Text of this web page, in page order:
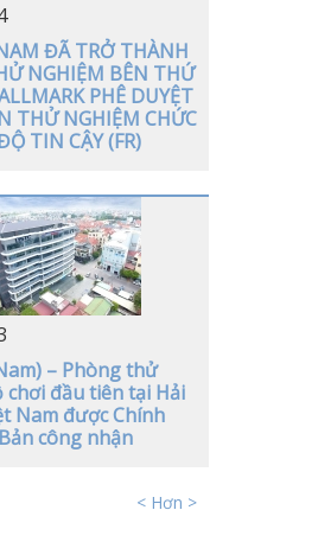
ĐÃ TRỞ THÀNH
NGHIỆM BÊN THỨ
PHÊ DUYỆT
THỬ NGHIỆM CHỨC
TIN CẬY (FR)
– Phòng thử
chơi đầu tiên tại Hải
Nam được Chính
công nhận
< Hơn >